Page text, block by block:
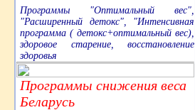
Программы "Оптимальный вес",
"Расширенный детокс", "Интенсивная
программа ( детокс+оптимальный вес),
здоровое старение, восстановление
здоровья
Программы снижения веса
Беларусь